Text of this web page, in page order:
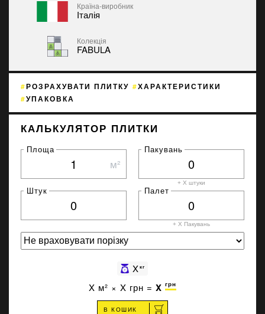
Країна-виробник
Італія
Колекція
FABULA
РОЗРАХУВАТИ ПЛИТКУ
ХАРАКТЕРИСТИКИ
УПАКОВКА
КАЛЬКУЛЯТОР ПЛИТКИ
Площа
м²
Пакувань
+ X штуки
Штук Палет
+ X Пакувань
Xкг
X м² × X грн = X грн
В КОШИК